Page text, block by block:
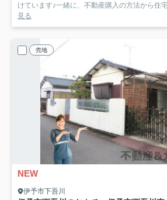
けています♪一緒に、不動産購入の方法から住
見る
売地
NEW
伊予市下吾川